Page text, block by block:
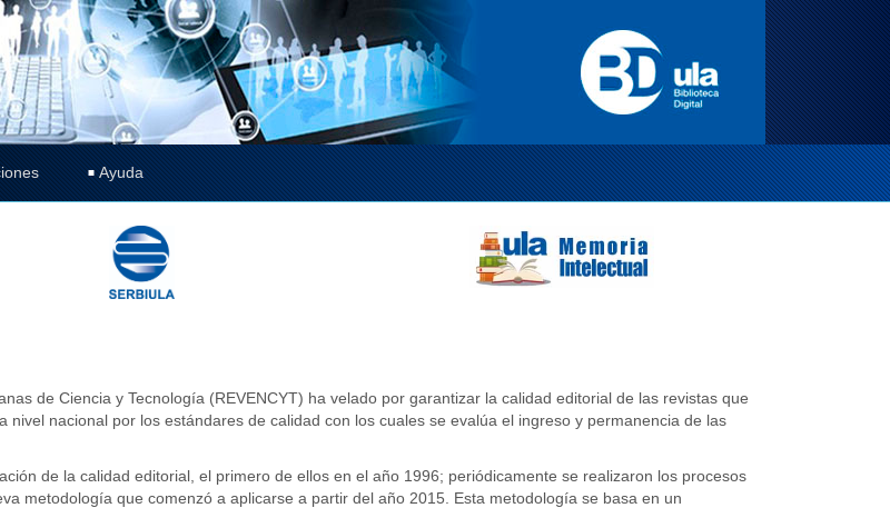
Ayuda
de Ciencia y Tecnología (REVENCYT) ha velado por garantizar la calidad editorial de las revistas que
nacional por los estándares de calidad con los cuales se evalúa el ingreso y permanencia de las
de la calidad editorial, el primero de ellos en el año 1996; periódicamente se realizaron los procesos
metodología que comenzó a aplicarse a partir del año 2015. Esta metodología se basa en un